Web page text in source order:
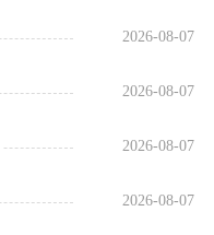
2026-08-07
2026-08-07
2026-08-07
2026-08-07